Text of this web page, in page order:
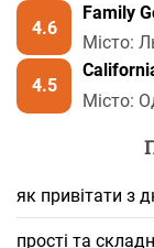
4.6
Family
Місто:
4.5
Місто:
як привітати з
прості та